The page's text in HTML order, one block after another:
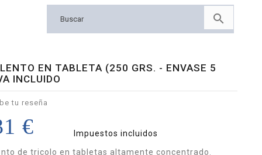

EN TABLETA (250 GRS. - ENVASE 5
INCLUIDO
tu reseña
€
Impuestos incluidos
de tricolo en tabletas altamente concentrado.